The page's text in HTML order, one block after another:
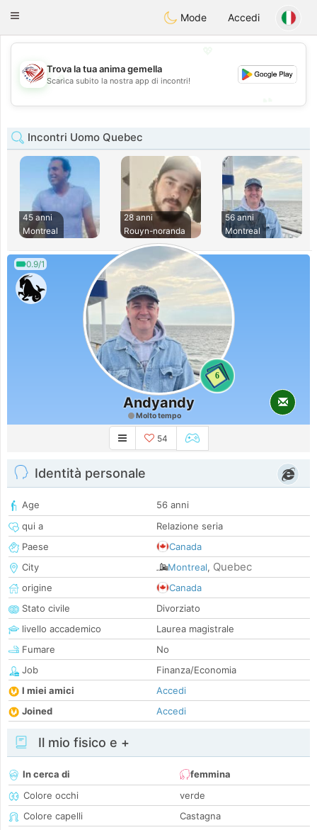
StatesDating
Toggle
Mode Accedi
💖
💕
Trova la tua anima gemella
Scarica subito la nostra app di incontri!
Incontri Uomo Quebec
45 anni
Montreal
28 anni
Rouyn-noranda
56 anni
Montreal
0.9/1
6
Andyandy
Molto tempo
54
Identità personale
Age
56 anni
qui a
Relazione seria
Paese
Canada
City
Montreal, Quebec
origine
Canada
Stato civile
Divorziato
livello accademico
Laurea magistrale
Fumare
No
Job
Finanza/Economia
I miei amici
Accedi
Joined
Accedi
Il mio fisico e +
In cerca di
femmina
Colore occhi
verde
Colore capelli
Castagna